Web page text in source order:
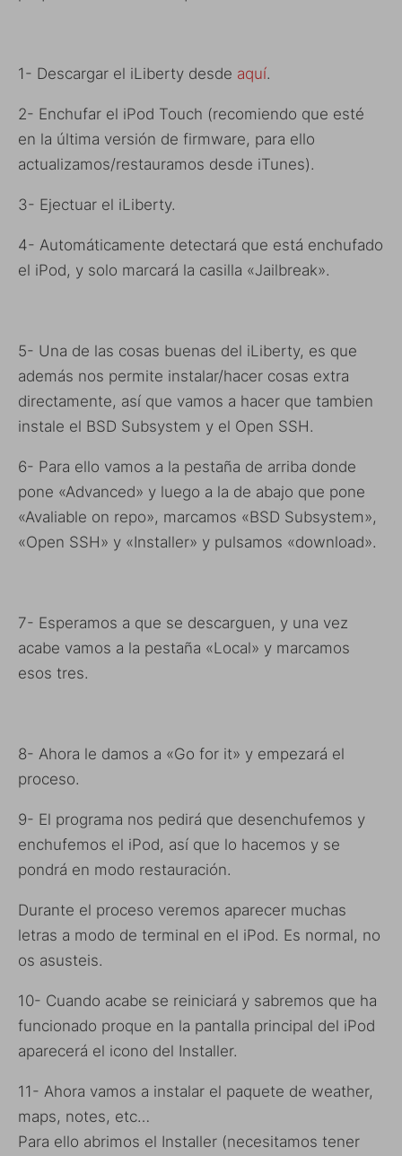
1- Descargar el iLiberty desde aquí.
2- Enchufar el iPod Touch (recomiendo que esté
en la última versión de firmware, para ello
actualizamos/restauramos desde iTunes).
3- Ejectuar el iLiberty.
4- Automáticamente detectará que está enchufado
el iPod, y solo marcará la casilla «Jailbreak».
5- Una de las cosas buenas del iLiberty, es que
además nos permite instalar/hacer cosas extra
directamente, así que vamos a hacer que tambien
instale el BSD Subsystem y el Open SSH.
6- Para ello vamos a la pestaña de arriba donde
pone «Advanced» y luego a la de abajo que pone
«Avaliable on repo», marcamos «BSD Subsystem»,
«Open SSH» y «Installer» y pulsamos «download».
7- Esperamos a que se descarguen, y una vez
acabe vamos a la pestaña «Local» y marcamos
esos tres.
8- Ahora le damos a «Go for it» y empezará el
proceso.
9- El programa nos pedirá que desenchufemos y
enchufemos el iPod, así que lo hacemos y se
pondrá en modo restauración.
Durante el proceso veremos aparecer muchas
letras a modo de terminal en el iPod. Es normal, no
os asusteis.
10- Cuando acabe se reiniciará y sabremos que ha
funcionado proque en la pantalla principal del iPod
aparecerá el icono del Installer.
11- Ahora vamos a instalar el paquete de weather,
maps, notes, etc…
Para ello abrimos el Installer (necesitamos tener